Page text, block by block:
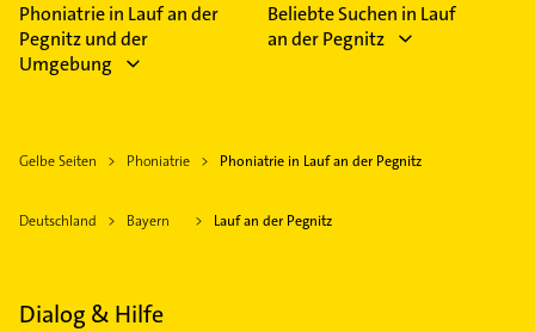
Phoniatrie in Lauf an der
Pegnitz und der
Umgebung
Beliebte Suchen in Lauf
an der Pegnitz
Gelbe Seiten Phoniatrie Phoniatrie in Lauf an der Pegnitz
Deutschland Bayern Lauf an der Pegnitz
Dialog & Hilfe